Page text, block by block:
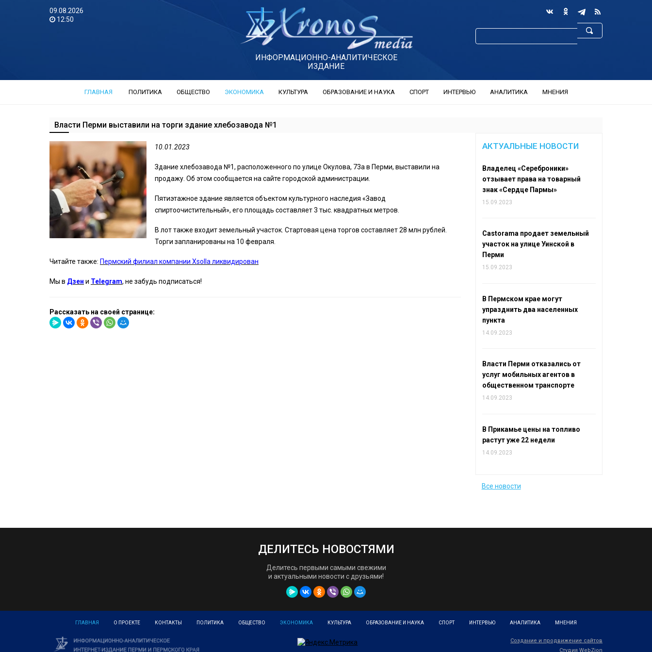
09.08.2026
12:50
ИНФОРМАЦИОННО-АНАЛИТИЧЕСКОЕ
ИЗДАНИЕ
ГЛАВНАЯ ПОЛИТИКА ОБЩЕСТВО ЭКОНОМИКА КУЛЬТУРА ОБРАЗОВАНИЕ И НАУКА СПОРТ ИНТЕРВЬЮ АНАЛИТИКА МНЕНИЯ
Власти Перми выставили на торги здание хлебозавода №1
10.01.2023
Здание хлебозавода №1, расположенного по улице Окулова, 73а в Перми, выставили на
продажу. Об этом сообщается на сайте городской администрации.
Пятиэтажное здание является объектом культурного наследия «Завод
спиртоочистительный», его площадь составляет 3 тыс. квадратных метров.
В лот также входит земельный участок. Стартовая цена торгов составляет 28 млн рублей.
Торги запланированы на 10 февраля.
Читайте также: Пермский филиал компании Xsolla ликвидирован
Мы в Дзен и Telegram, не забудь подписаться!
Рассказать на своей странице:
АКТУАЛЬНЫЕ НОВОСТИ
Владелец «Сереброники»
отзывает права на товарный
знак «Сердце Пармы»
15.09.2023
Castorama продает земельный
участок на улице Уинской в
Перми
15.09.2023
В Пермском крае могут
упразднить два населенных
пункта
14.09.2023
Власти Перми отказались от
услуг мобильных агентов в
общественном транспорте
14.09.2023
В Прикамье цены на топливо
растут уже 22 недели
14.09.2023
Все новости
ДЕЛИТЕСЬ НОВОСТЯМИ
Делитесь первыми самыми свежими
и актуальными новости с друзьями!
ГЛАВНАЯ О ПРОЕКТЕ КОНТАКТЫ ПОЛИТИКА ОБЩЕСТВО ЭКОНОМИКА КУЛЬТУРА ОБРАЗОВАНИЕ И НАУКА СПОРТ ИНТЕРВЬЮ АНАЛИТИКА МНЕНИЯ
Создание и продвижение сайтов
Студия WebZion